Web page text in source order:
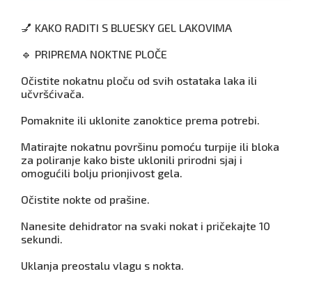
💅 KAKO RADITI S BLUESKY GEL LAKOVIMA
🔹 PRIPREMA NOKTNE PLOČE
Očistite nokatnu ploču od svih ostataka laka ili
učvršćivača.
Pomaknite ili uklonite zanoktice prema potrebi.
Matirajte nokatnu površinu pomoću turpije ili bloka
za poliranje kako biste uklonili prirodni sjaj i
omogućili bolju prionjivost gela.
Očistite nokte od prašine.
Nanesite dehidrator na svaki nokat i pričekajte 10
sekundi.
Uklanja preostalu vlagu s nokta.